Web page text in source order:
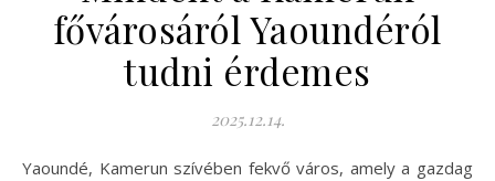
fővárosáról Yaoundéról
tudni érdemes
2025.12.14.
Yaoundé, Kamerun szívében fekvő város, amely a gazdag